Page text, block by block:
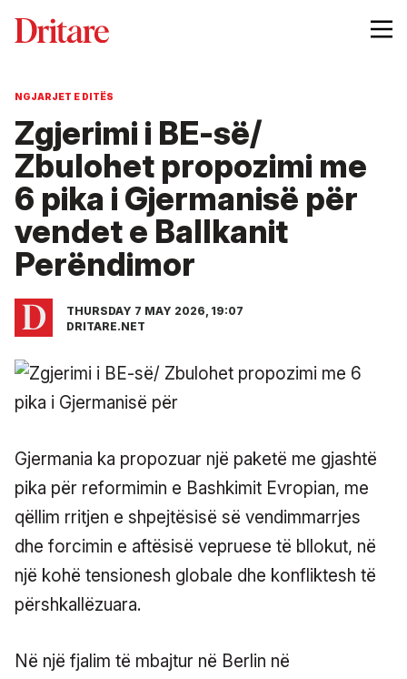
NGJARJET E DITËS
Zgjerimi i BE-së/
Zbulohet propozimi me
6 pika i Gjermanisë për
vendet e Ballkanit
Perëndimor
THURSDAY 7 MAY 2026, 19:07
DRITARE.NET
Gjermania ka propozuar një paketë me gjashtë
pika për reformimin e Bashkimit Evropian, me
qëllim rritjen e shpejtësisë së vendimmarrjes
dhe forcimin e aftësisë vepruese të bllokut, në
një kohë tensionesh globale dhe konfliktesh të
përshkallëzuara.
Në një fjalim të mbajtur në Berlin në